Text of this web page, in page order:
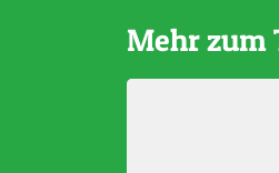
Mehr zum